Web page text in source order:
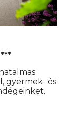
gyermek- és